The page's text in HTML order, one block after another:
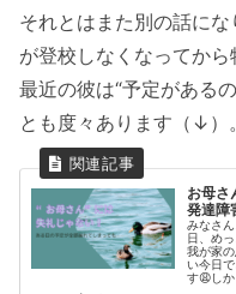
それとはまた別の話に
が登校しなくなってから
最近の彼は“予定がある
とも度々あります（↓）。
お母さ
発達障
みなさ
日、め
我が家
い今日
す😩しか